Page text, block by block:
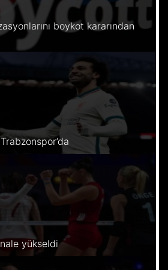
boykot kararından
yükseldi